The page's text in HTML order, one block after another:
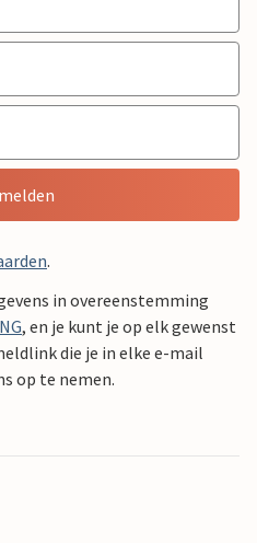
.
in overeenstemming
, en je kunt je op elk gewenst
die je in elke e-mail
op te nemen.